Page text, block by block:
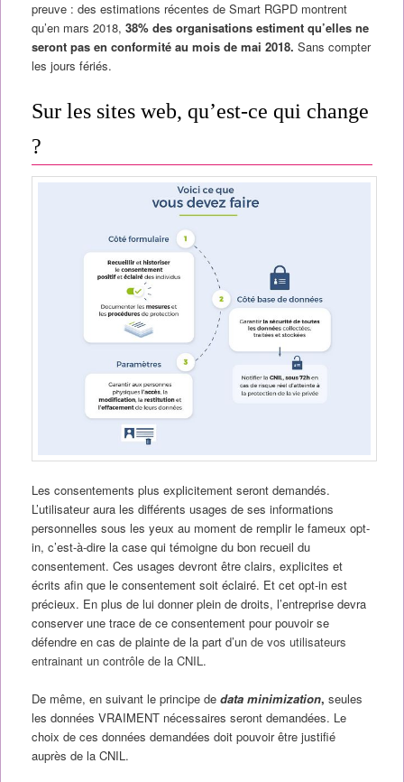
preuve : des estimations récentes de Smart RGPD montrent
qu’en mars 2018, 38% des organisations estiment qu’elles ne
seront pas en conformité au mois de mai 2018. Sans compter
les jours fériés.
Sur les sites web, qu’est-ce qui change
?
Les consentements plus explicitement seront demandés.
L’utilisateur aura les différents usages de ses informations
personnelles sous les yeux au moment de remplir le fameux opt-
in, c’est-à-dire la case qui témoigne du bon recueil du
consentement. Ces usages devront être clairs, explicites et
écrits afin que le consentement soit éclairé. Et cet opt-in est
précieux. En plus de lui donner plein de droits, l’entreprise devra
conserver une trace de ce consentement pour pouvoir se
défendre en cas de plainte de la part d’un de vos utilisateurs
entrainant un contrôle de la CNIL.
De même, en suivant le principe de data minimization, seules
les données VRAIMENT nécessaires seront demandées. Le
choix de ces données demandées doit pouvoir être justifié
auprès de la CNIL.